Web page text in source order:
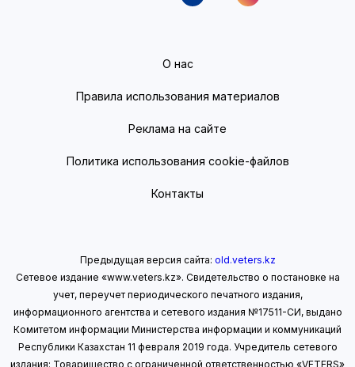
О нас
Правила использования материалов
Реклама на сайте
Политика использования cookie-файлов
Контакты
Предыдущая версия сайта: old.veters.kz
Сетевое издание «www.veters.kz». Свидетельство о постановке на
учет, переучет периодического печатного издания,
информационного агентства и сетевого издания №17511-СИ, выдано
Комитетом информации Министерства информации и коммуникаций
Республики Казахстан 11 февраля 2019 года. Учредитель сетевого
издания: Товарищество с ограниченной ответственностью «VETERS»